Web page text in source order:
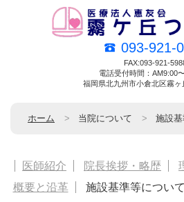
093-921-
FAX:093-921-
電話受付時間：AM9:00
福岡県北九州市小倉北区霧ヶ
ホーム 当院について 施設
医師紹介 院長挨拶・略歴
概要と沿革
施設基準等について